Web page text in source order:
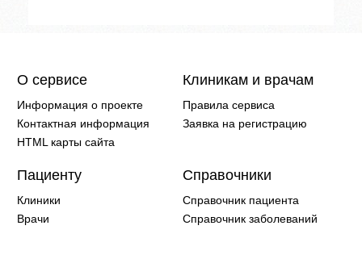
О сервисе
Информация о проекте
Контактная информация
HTML карты сайта
Клиникам и врачам
Правила сервиса
Заявка на регистрацию
Пациенту
Клиники
Врачи
Справочники
Справочник пациента
Справочник заболеваний